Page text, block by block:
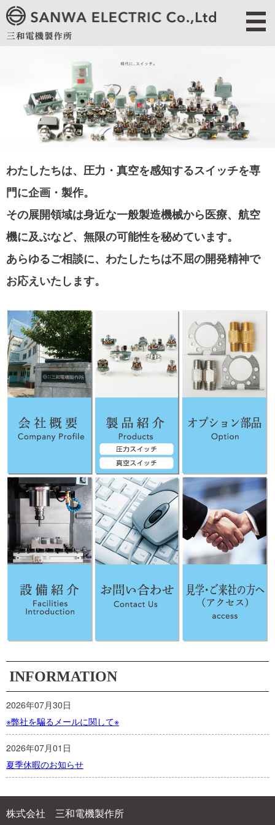
わたしたちは、圧力・真空を感知するスイッチを専
門に企画・製作。
その展開領域は身近な一般製造機械から医療、航空
機に及ぶなど、無限の可能性を秘めています。
あらゆるご相談に、わたしたちは不屈の開発精神で
お応えいたします。
INFORMATION
2026年07月30日
※弊社を騙るメールに関して※
2026年07月01日
夏季休暇のお知らせ
株式会社 三和電機製作所